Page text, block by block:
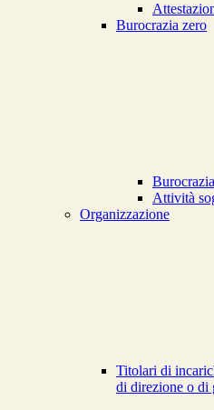
Burocrazia zero
Attività
Organizzazione
Titolari di
di direzione o di